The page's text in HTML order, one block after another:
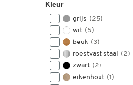
Kleur
grijs (25)
wit (5)
beuk (3)
roestvast staal (2)
zwart (2)
eikenhout (1)